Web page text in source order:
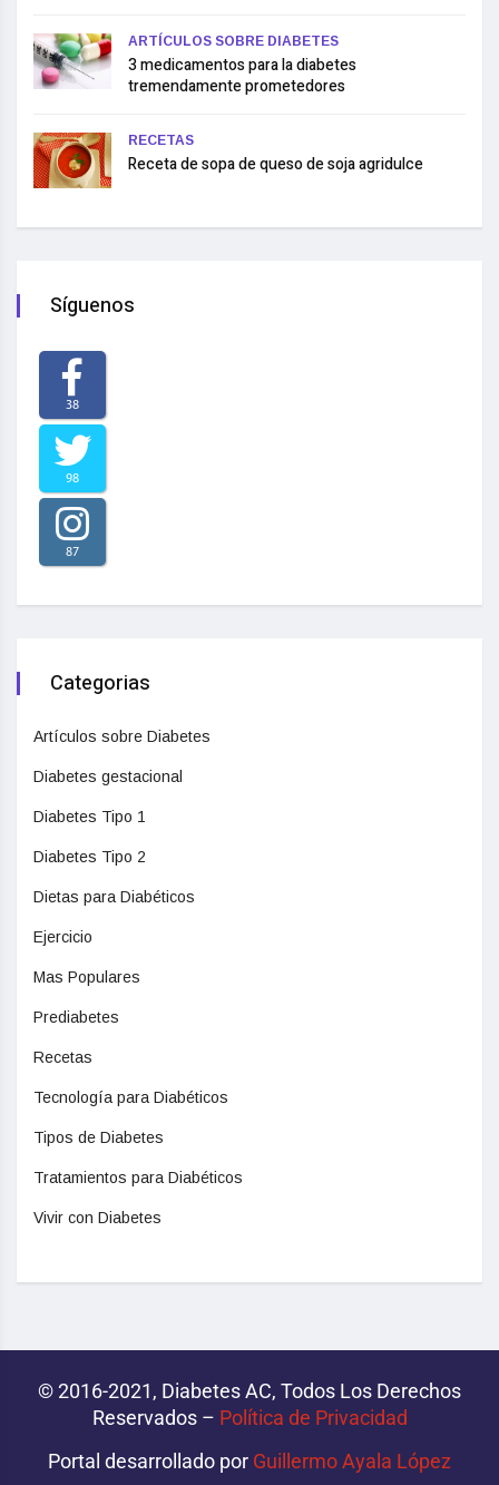
ARTÍCULOS SOBRE DIABETES
3 medicamentos para la diabetes
tremendamente prometedores
RECETAS
Receta de sopa de queso de soja agridulce
Síguenos
38
98
87
Categorias
Artículos sobre Diabetes
Diabetes gestacional
Diabetes Tipo 1
Diabetes Tipo 2
Dietas para Diabéticos
Ejercicio
Mas Populares
Prediabetes
Recetas
Tecnología para Diabéticos
Tipos de Diabetes
Tratamientos para Diabéticos
Vivir con Diabetes
© 2016-2021, Diabetes AC, Todos Los Derechos
Reservados – Política de Privacidad‌­
Portal desarrollado por Guillermo Ayala López